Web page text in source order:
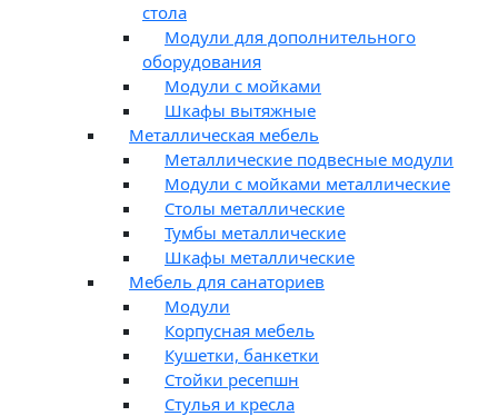
стола
Модули для дополнительного
оборудования
Модули с мойками
Шкафы вытяжные
Металлическая мебель
Металлические подвесные модули
Модули с мойками металлические
Столы металлические
Тумбы металлические
Шкафы металлические
Мебель для санаториев
Модули
Корпусная мебель
Кушетки, банкетки
Стойки ресепшн
Стулья и кресла